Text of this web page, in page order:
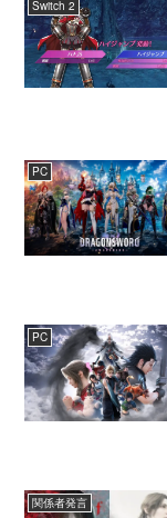
Switch 2
PC
PC
関係者発言